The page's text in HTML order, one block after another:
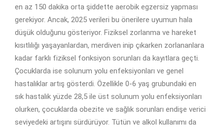
en az 150 dakika orta şiddette aerobik egzersiz yapması
gerekiyor. Ancak, 2025 verileri bu önerilere uyumun hala
düşük olduğunu gösteriyor. Fiziksel zorlanma ve hareket
kısıtlılığı yaşayanlardan, merdiven inip çıkarken zorlananlara
kadar farklı fiziksel fonksiyon sorunları da kayıtlara geçti.
Çocuklarda ise solunum yolu enfeksiyonları ve genel
hastalıklar artış gösterdi. Özellikle 0-6 yaş grubundaki en
sık hastalık yüzde 28,5 ile üst solunum yolu enfeksiyonları
olurken, çocuklarda obezite ve sağlık sorunları endişe verici
seviyedeki artışını sürdürüyor. Tütün ve alkol kullanımı da